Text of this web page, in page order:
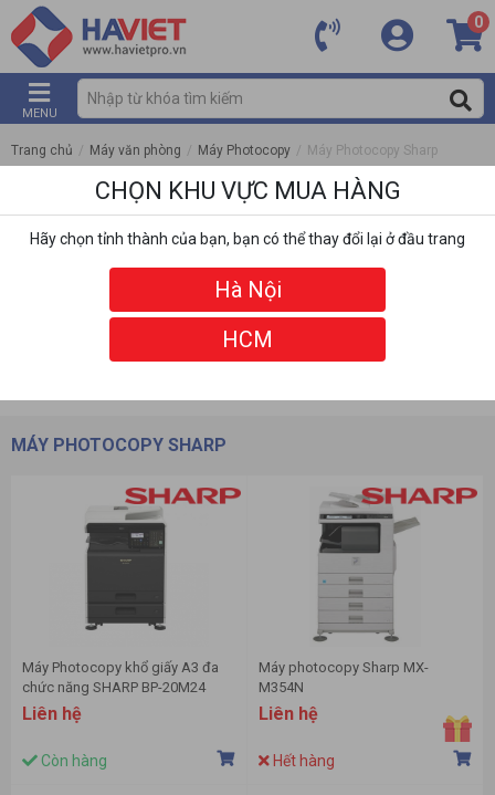
0
MENU
Trang chủ / Máy văn phòng / Máy Photocopy / Máy Photocopy Sharp
MÁY PHOTOCOPY SHARP
Máy Photocopy khổ giấy A3 đa
chức năng SHARP BP-20M24
Liên hệ
Còn hàng
Máy photocopy Sharp MX-
M354N
Liên hệ
Hết hàng
CHỌN KHU VỰC MUA HÀNG
Hãy chọn tỉnh thành của bạn, bạn có thể thay đổi lại ở đầu trang
Hà Nội
HCM